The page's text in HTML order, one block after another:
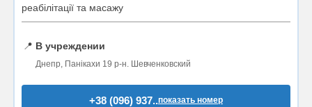
реабілітації та масажу
📍 В учреждении
Днепр, Панікахи 19 р-н. Шевченковский
+38 (096) 937..показать номер